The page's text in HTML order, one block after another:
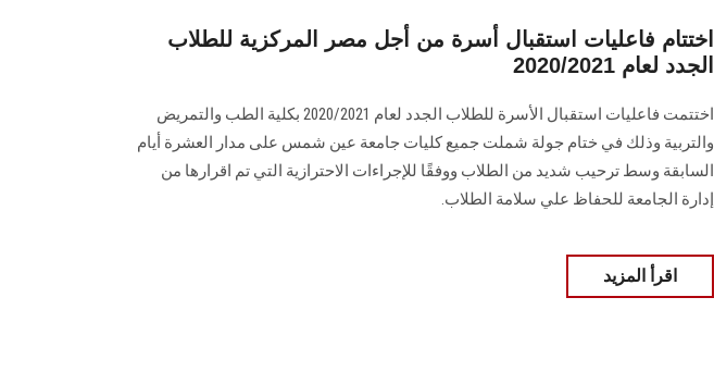
اختتام فاعليات استقبال أسرة من أجل مصر المركزية للطلاب
الجدد لعام 2020/2021
اختتمت فاعليات استقبال الأسرة للطلاب الجدد لعام 2020/2021 بكلية الطب والتمريض
والتربية وذلك في ختام جولة شملت جميع كليات جامعة عين شمس على مدار العشرة أيام
السابقة وسط ترحيب شديد من الطلاب ووفقًا للإجراءات الاحترازية التي تم اقرارها من
إدارة الجامعة للحفاظ علي سلامة الطلاب.
اقرأ المزيد